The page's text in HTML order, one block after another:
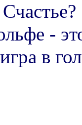
-
в